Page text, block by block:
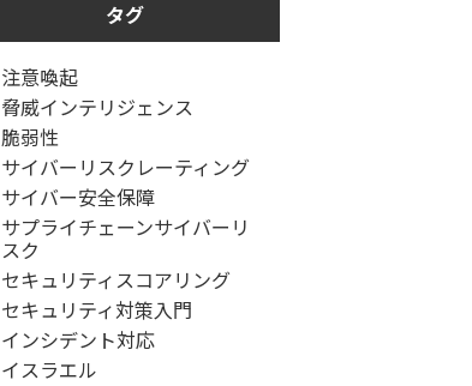
タグ
注意喚起
脅威インテリジェンス
脆弱性
サイバーリスクレーティング
サイバー安全保障
サプライチェーンサイバーリ
スク
セキュリティスコアリング
セキュリティ対策入門
インシデント対応
イスラエル